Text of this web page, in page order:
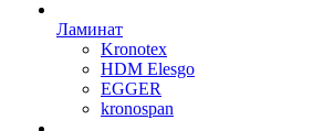
Ламинат
Kronotex
HDM Elesgo
EGGER
kronospan